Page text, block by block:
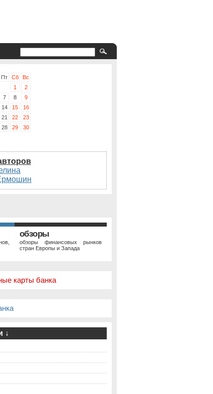
Пт Сб
Вс
1
2
7 8
9
14 15
16
21 22
23
28 29
30
обзоры
обзоры финансовых рынков
стран Европы и Запада
карты банка
↓